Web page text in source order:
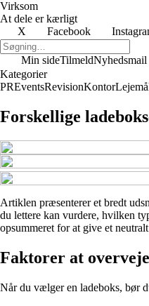
Virksom
At dele er kærligt
X
Facebook
Min sideTilmeldNyhedsmail
Kategorier
PREventsRevisionKontor
Forskellige
Artiklen præsenterer et bredt
du lettere kan vurdere, hvilken
opsummeret for at give et
Faktorer at
Når du vælger en ladeboks, bør